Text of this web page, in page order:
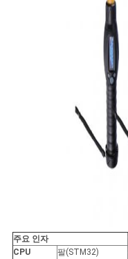
주요 인자
CPU
팔(STM32)